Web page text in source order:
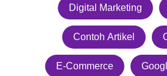
Digital Marketing
Contoh Artikel
E-Commerce